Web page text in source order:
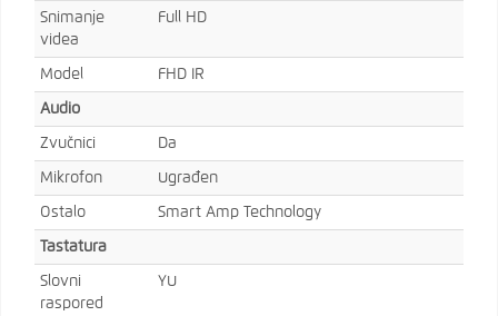
Snimanje
videa
Full HD
Model FHD IR
Audio
Zvučnici Da
Mikrofon Ugrađen
Ostalo Smart Amp Technology
Tastatura
Slovni
raspored
YU